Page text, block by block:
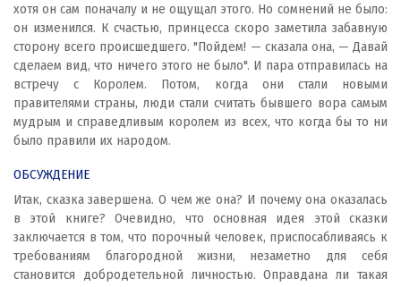
хотя он сам поначалу и не ощущал этого. Но сомнений не было:
он изменился. К счастью, принцесса скоро заметила забавную
сторону всего происшедшего. "Пойдем! — сказала она, — Давай
сделаем вид, что ничего этого не было". И пара отправилась на
встречу с Королем. Потом, когда они стали новыми
правителями страны, люди стали считать бывшего вора самым
мудрым и справедливым королем из всех, что когда бы то ни
было правили их народом.
ОБСУЖДЕНИЕ
Итак, сказка завершена. О чем же она? И почему она оказалась
в этой книге? Очевидно, что основная идея этой сказки
заключается в том, что порочный человек, приспосабливаясь к
требованиям благородной жизни, незаметно для себя
становится добродетельной личностью. Оправдана ли такая